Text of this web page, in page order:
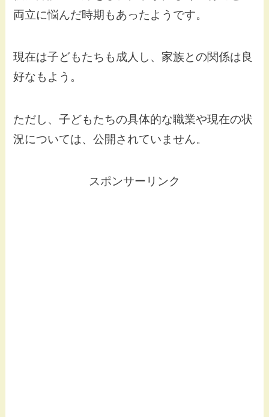
両立に悩んだ時期もあったようです。
現在は子どもたちも成人し、家族との関係は良
好なもよう。
ただし、子どもたちの具体的な職業や現在の状
況については、公開されていません。
スポンサーリンク